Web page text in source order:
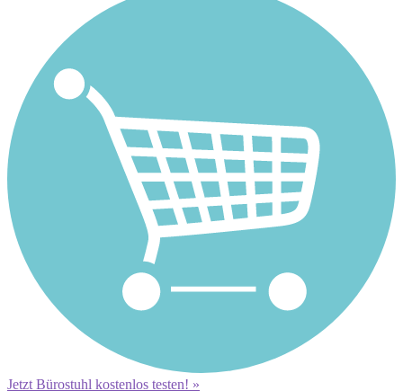
Jetzt Bürostuhl kostenlos testen! »